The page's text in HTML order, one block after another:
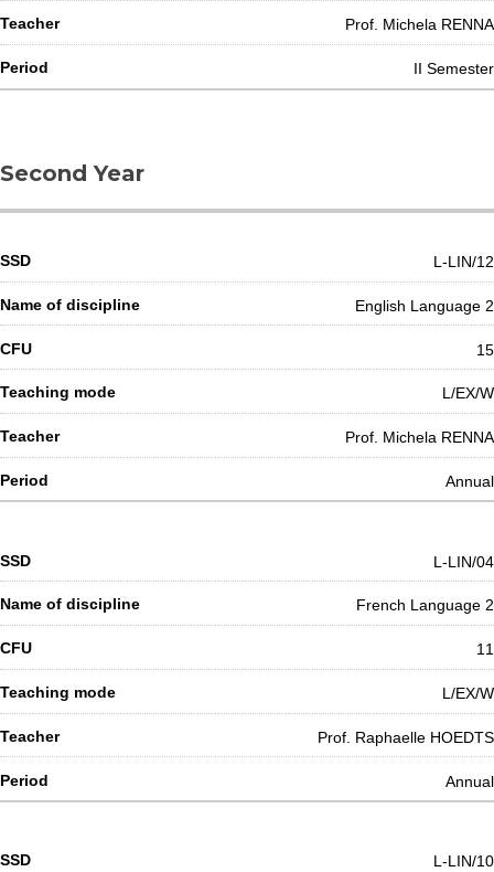
Prof. Michela RENNA
II Semester
Second Year
L-LIN/12
English Language 2
15
L/EX/W
Prof. Michela RENNA
Annual
L-LIN/04
French Language 2
11
L/EX/W
Prof. Raphaelle HOEDTS
Annual
L-LIN/10